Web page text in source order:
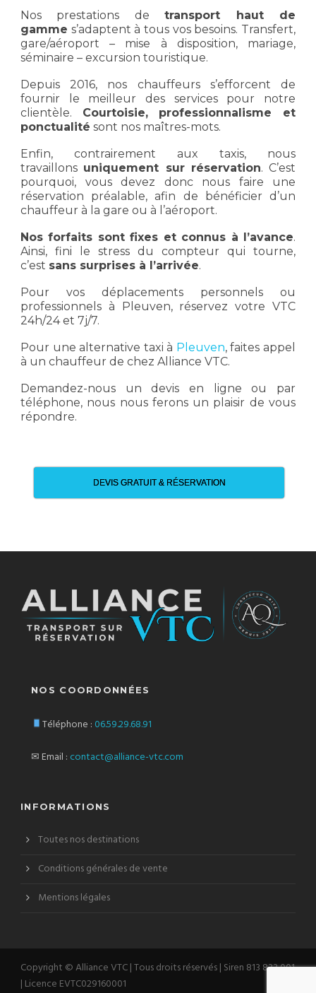
Nos prestations detransport haut de
gamme s’adaptent à tous vos besoins. Transfert,
gare/aéroport – mise à disposition, mariage,
séminaire – excursion touristique.
Depuis 2016, nos chauffeurs s’efforcent de
fournir le meilleur des services pour notre
clientèle. Courtoisie, professionnalisme et
ponctualité sont nos maîtres-mots.
Enfin, contrairement aux taxis, nous
travaillons uniquement sur réservation. C’est
pourquoi, vous devez donc nous faire une
réservation préalable, afin de bénéficier d’un
chauffeur à la gare ou à l’aéroport.
Nos forfaits sont fixes et connus à l’avance.
Ainsi, fini le stress du compteur qui tourne,
c’est sans surprises à l’arrivée.
Pour vos déplacements personnels ou
professionnels à Pleuven, réservez votre VTC
24h/24 et 7j/7.
Pour une alternative taxi à Pleuven, faites appel
à un chauffeur de chez Alliance VTC.
Demandez-nous un devis en ligne ou par
téléphone, nous nous ferons un plaisir de vous
répondre.
DEVIS GRATUIT & RÉSERVATION
NOS COORDONNÉES
Téléphone : 06.59.29.68.91
✉ Email : contact@alliance-vtc.com
INFORMATIONS
Toutes nos destinations
Conditions générales de vente
Mentions légales
Copyright © Alliance VTC | Tous droits réservés | Siren 813 833 001
| Licence EVTC029160001